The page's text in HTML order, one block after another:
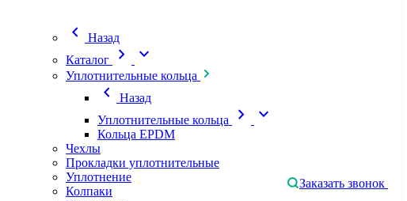
chevron_left
Назад
Каталог
chevron_right expand_more
Уплотнительные кольца
chevron_left
Назад
Уплотнительные кольца
chevron_right expand_more
Кольца EPDM
Чехлы
Прокладки уплотнительные
Уплотнение
Колпаки
Заказать звонок